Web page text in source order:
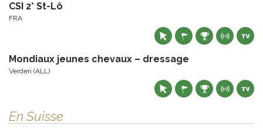
CSI 2* St-Lô
FRA
Mondiaux jeunes chevaux – dressage
Verden (ALL)
En Suisse